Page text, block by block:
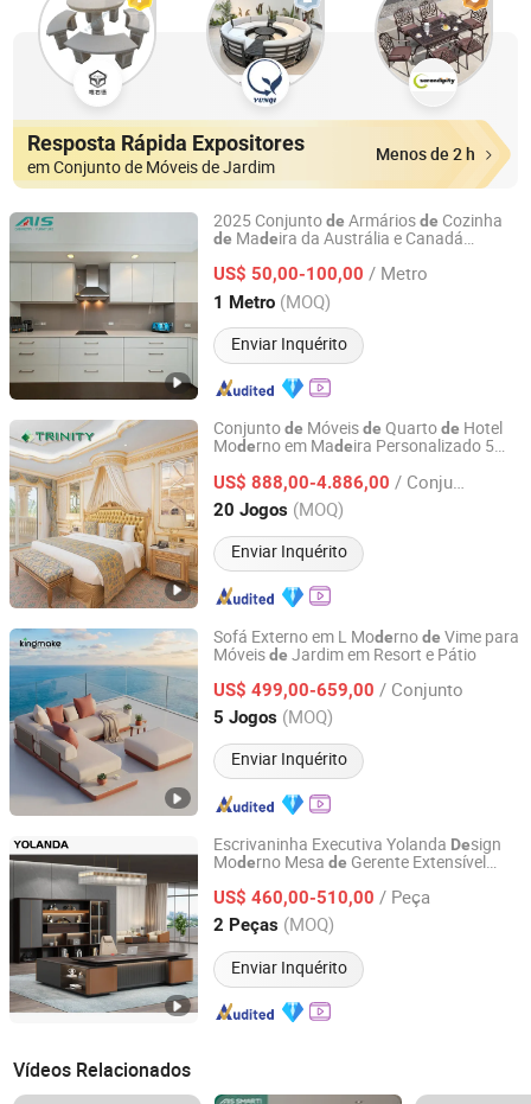
Resposta Rápida Expositores
em Conjunto de Móveis de Jardim
Menos de 2 h
2025 Conjuntode Armáriosde Cozinha
de Madeira da Austrália e Canadá
Personalizados com Bancada
FabricantesdeArmários
Modulares com Ilha para Vila
US$ 50,00-100,00 / Metro
1 Metro (MOQ)
Enviar Inquérito
AIS SMARTI LLC
Guangdong, China Desde 2024
Conjuntode Móveisde Quartode Hotel
Moderno em Madeira Personalizado 5
Vila Apartamento
US$ 888,00-4.886,00 / Conjunto
20 Jogos (MOQ)
Enviar Inquérito
FOSHAN TRINITY(ZHONGSEN) FURNITURE CO.LTD
Guangdong, China Desde 2015
Sofá Externo em L Modernode Vime para
Móveisde Jardim em Resort e Pátio
US$ 499,00-659,00 / Conjunto
5 Jogos (MOQ)
Enviar Inquérito
Foshan Kingmake Industry Co., Ltd.
Guangdong, China Desde 2025
Escrivaninha Executiva Yolanda Design
Moderno Mesa de Gerente Extensível
EscritóriodeLuxo Escritóriode
US$ 460,00-510,00 / Peça
2 Peças (MOQ)
Enviar Inquérito
Foshan Yolanda Furniture Co., Ltd.
Guangdong, China Desde 2024
Vídeos Relacionados